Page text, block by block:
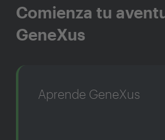
Comienza tu
GeneXus
Aprende GeneXus